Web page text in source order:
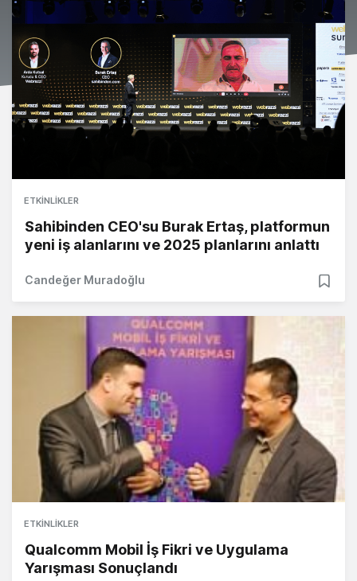
ETKINLIKLER
Sahibinden CEO'su Burak Ertaş, platformun
yeni iş alanlarını ve 2025 planlarını anlattı
Candeğer Muradoğlu
ETKINLIKLER
Qualcomm Mobil İş Fikri ve Uygulama
Yarışması Sonuçlandı